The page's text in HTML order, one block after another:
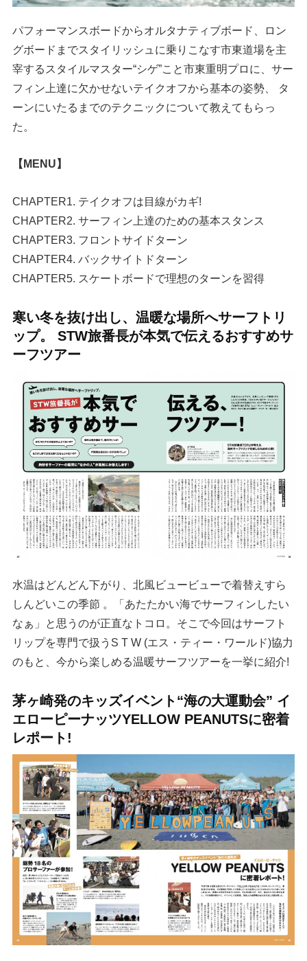
パフォーマンスボードからオルタナティブボード、ロン
グボードまでスタイリッシュに乗りこなす市東道場を主
宰するスタイルマスター“シゲ”こと市東重明プロに、サー
フィン上達に欠かせないテイクオフから基本の姿勢、 タ
ーンにいたるまでのテクニックについて教えてもらっ
た。
【MENU】
CHAPTER1. テイクオフは目線がカギ!
CHAPTER2. サーフィン上達のための基本スタンス
CHAPTER3. フロントサイドターン
CHAPTER4. バックサイトドターン
CHAPTER5. スケートボードで理想のターンを習得
寒い冬を抜け出し、温暖な場所へサーフトリ
ップ。 STW旅番長が本気で伝えるおすすめサ
ーフツアー
水温はどんどん下がり、北風ビュービューで着替えすら
しんどいこの季節 。「あたたかい海でサーフィンしたい
なぁ」と思うのが正直なトコロ。そこで今回はサーフト
リップを専門で扱うS T W (エス・ティー・ワールド)協力
のもと、今から楽しめる温暖サーフツアーを一挙に紹介!
茅ヶ崎発のキッズイベント“海の大運動会” イ
エローピーナッツYELLOW PEANUTSに密着
レポート!